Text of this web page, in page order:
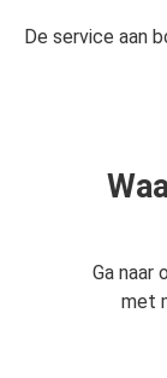
De service aan
Ga naar
met